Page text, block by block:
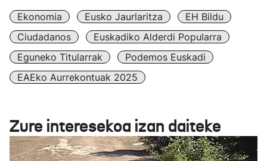
Ekonomia Eusko Jaurlaritza
EH Bildu
Ciudadanos
Euskadiko Alderdi Popularra
Eguneko Titularrak
Podemos Euskadi
EAEko Aurrekontuak 2025
Zure interesekoa izan daiteke